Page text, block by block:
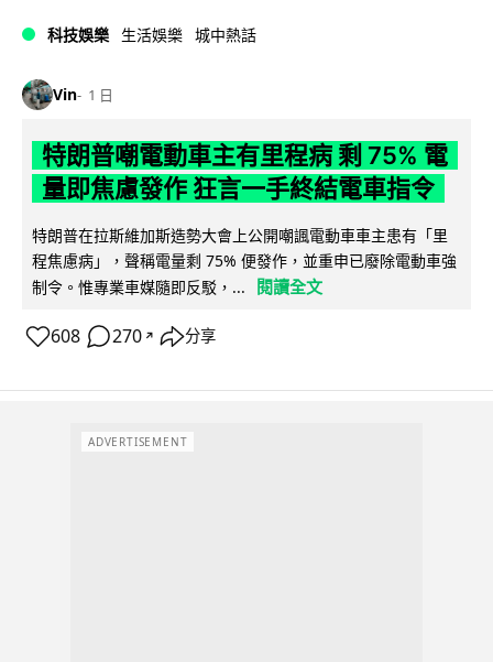
科技娛樂 生活娛樂 城中熱話
Vin 1 日
特朗普嘲電動車主有里程病 剩 75% 電
量即焦慮發作 狂言一手終結電車指令
特朗普在拉斯維加斯造勢大會上公開嘲諷電動車車主患有「里
程焦慮病」，聲稱電量剩 75% 便發作，並重申已廢除電動車強
制令。惟專業車媒隨即反駁，...
閱讀全文
608 270 ↗ 分享
ADVERTISEMENT